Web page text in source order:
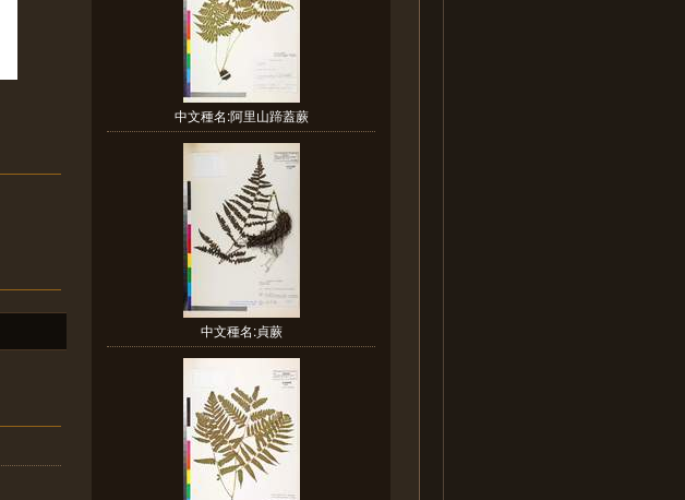
中文種名:阿里山蹄蓋蕨
中文種名:貞蕨